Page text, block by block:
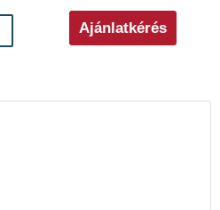
Ajánlatkérés